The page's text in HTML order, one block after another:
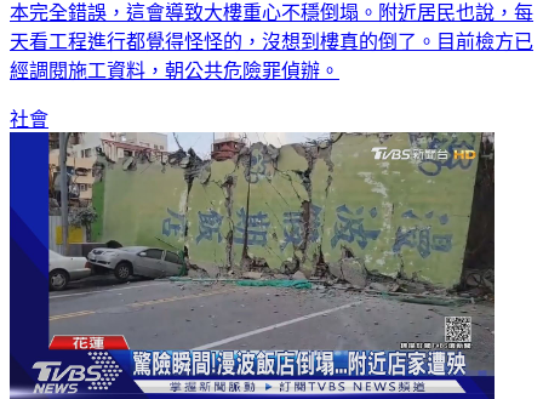
本完全錯誤，這會導致大樓重心不穩倒塌。附近居民也說，每
天看工程進行都覺得怪怪的，沒想到樓真的倒了。目前檢方已
經調閱施工資料，朝公共危險罪偵辦。
社會